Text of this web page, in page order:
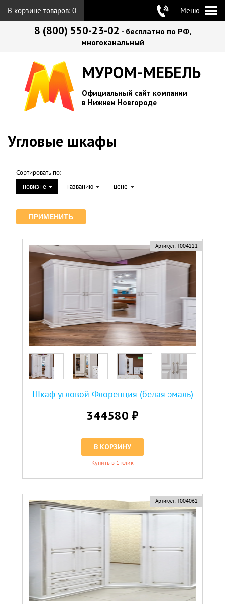
В корзине товаров: 0 Меню
8 (800) 550-23-02 - бесплатно по РФ,
многоканальный
МУРОМ-МЕБЕЛЬ
Официальный сайт компании
в Нижнем Новгороде
Угловые шкафы
Сортировать по:
новизне
названию цене
Артикул: Т004221
Шкаф угловой Флоренция (белая эмаль)
344580 ₽
В КОРЗИНУ
Купить в 1 клик
Артикул: Т004062